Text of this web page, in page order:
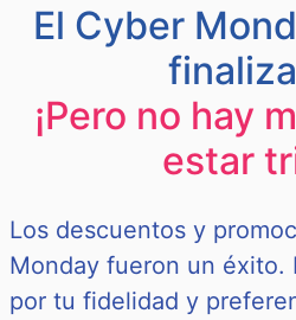
El Cyber
¡Pero no hay
estar
Los descuentos y
Monday fueron un éxito.
por tu fidelidad y